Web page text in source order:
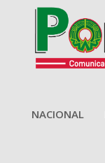
NACIONAL